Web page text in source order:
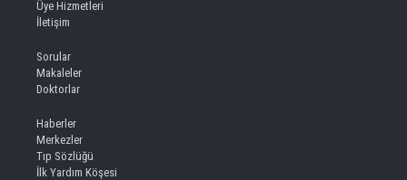
Üye Hizmetleri
İletişim
Sorular
Makaleler
Doktorlar
Haberler
Merkezler
Tıp Sözlüğü
İlk Yardım Köşesi